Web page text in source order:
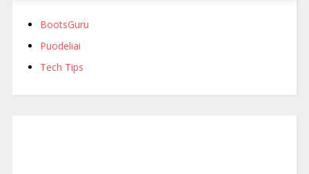
BootsGuru
Puodeliai
Tech Tips